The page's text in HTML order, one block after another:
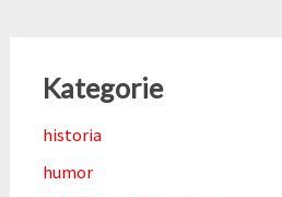
Kategorie
historia
humor